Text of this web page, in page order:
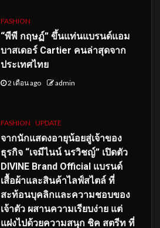
FASHION
“พีพี กฤษฏ์” ขึ้นแท่นแบรนด์แอม
บาสเดอร์ Cartier คนล่าสุดจาก
ประเทศไทย
2 เดือน ago admin
FASHION UPDATE
จากนักแสดงอายุน้อยสู่เจ้าของ
ธุรกิจ “เจมีไนน์ นรวิชญ์” เปิดตัว
DIVINE Brand Official แบรนด์
เสื้อผ้าและสินค้าไลฟ์สไตล์ ที่
สะท้อนบุคลิกและความชอบของ
เจ้าตัว ผสานความเรียบง่าย แต่
แฝงไปด้วยความสนุก ชิค สตรีท ที่